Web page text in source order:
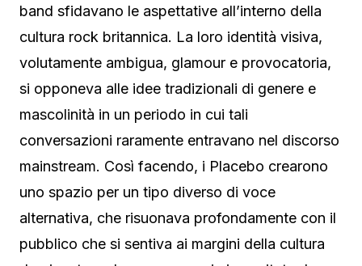
band sfidavano le aspettative all’interno della
cultura rock britannica. La loro identità visiva,
volutamente ambigua, glamour e provocatoria,
si opponeva alle idee tradizionali di genere e
mascolinità in un periodo in cui tali
conversazioni raramente entravano nel discorso
mainstream. Così facendo, i Placebo crearono
uno spazio per un tipo diverso di voce
alternativa, che risuonava profondamente con il
pubblico che si sentiva ai margini della cultura